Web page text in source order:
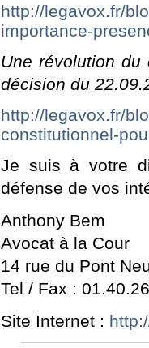
http://legavox.fr/
importance-
Une révolution
décision du
http://legavox.fr/
constitutionnel-
Je suis à votre
défense de vos
Anthony Bem
Avocat à la Cour
14 rue du Pont
Tel / Fax :
Site Internet :